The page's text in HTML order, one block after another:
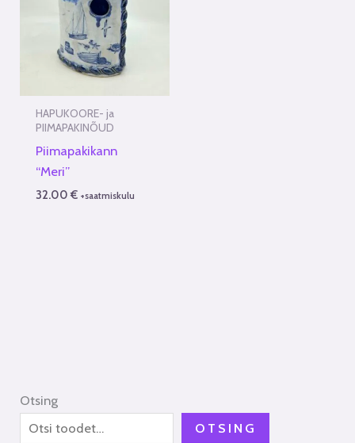
Otsing
OTSING
HAPUKOORE- ja
PIIMAPAKINÕUD
Piimapakikann
“Meri”
32.00€ +saatmiskulu